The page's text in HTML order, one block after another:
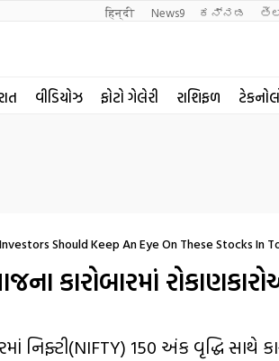
हिन्दी News9 ಕನ್ನಡ
વીડિયોઝ ફોટો ગેલેરી રાશિફળ
Should Keep An Eye On These Stocks In
કારોબારમાં
નિફ્ટી(NIFTY) 150 અંક વૃદ્ધિ સાથે